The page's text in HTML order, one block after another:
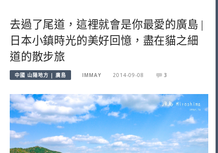
去過了尾道，這裡就會是你最愛的廣島 |
日本小鎮時光的美好回憶，盡在貓之細
道的散步旅
中國 山陽地方 | 廣島 IMMAY 2014-09-08 3